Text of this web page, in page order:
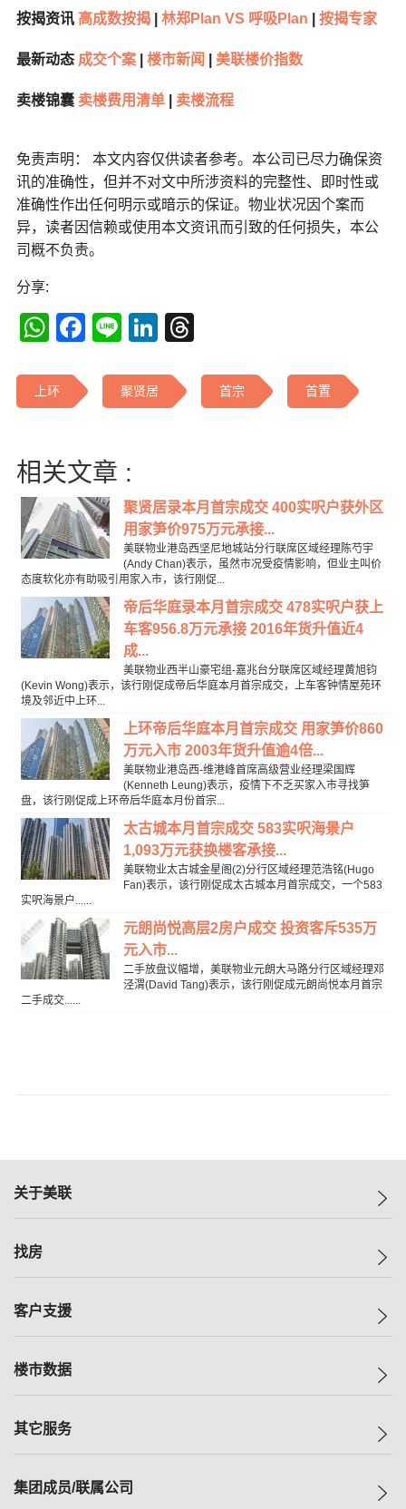
按揭资讯 高成数按揭| 林郑Plan VS 呼吸Plan 按揭专家
最新动态 成交个案 楼市新闻 美联楼价指数
卖楼锦囊 卖楼费用清单| 卖楼流程
免责声明： 本文内容仅供读者参考。本公司已尽力确保资
讯的准确性，但并不对文中所涉资料的完整性、即时性或
准确性作出任何明示或暗示的保证。物业状况因个案而
异，读者因信赖或使用本文资讯而引致的任何损失，本公
司概不负责。
分享:
WhatsApp
Facebook
LineLinkedIn
上环 聚贤居 首宗 首置
相关文章 :
聚贤居录本月首宗成交 400实呎户获外区
用家笋价975万元承接...
美联物业港岛西坚尼地城站分行联席区域经理陈芍宇
(Andy Chan)表示，虽然市况受疫情影响，但业主叫价
态度软化亦有助吸引用家入市，该行刚促...
帝后华庭录本月首宗成交 478实呎户获上
车客956.8万元承接 2016年货升值近4
成...
美联物业西半山豪宅组-嘉兆台分联席区域经理黄旭钧
(Kevin Wong)表示，该行刚促成帝后华庭本月首宗成交，上车客钟情屋苑环
境及邻近中上环...
上环帝后华庭本月首宗成交 用家笋价860
万元入市 2003年货升值逾4倍...
美联物业港岛西-维港峰首席高级营业经理梁国辉
(Kenneth Leung)表示，疫情下不乏买家入市寻找笋
盘，该行刚促成上环帝后华庭本月份首宗...
太古城本月首宗成交 583实呎海景户
1,093万元获换楼客承接...
美联物业太古城金星阁(2)分行区域经理范浩铭(Hugo
Fan)表示，该行刚促成太古城本月首宗成交，一个583
实呎海景户......
元朗尚悦高层2房户成交 投资客斥535万
元入市...
二手放盘议幅增，美联物业元朗大马路分行区域经理邓
泾渭(David Tang)表示，该行刚促成元朗尚悦本月首宗
二手成交......
关于美联
美联集团
人才招募
找房
一手新房
减价
美联豪宅
独家楼盘
租房
客户支援
自助放盘
查询热线
按揭计算机
楼市数据
指数
历史成交
其它服务
小区专页
集团成员/联属公司